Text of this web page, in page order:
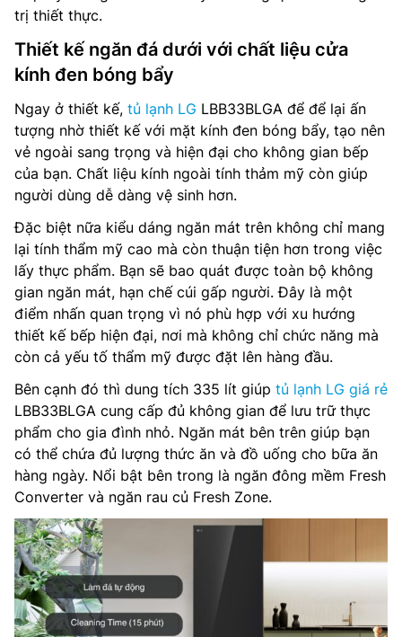
trị thiết thực.
Thiết kế ngăn đá dưới với chất liệu cửa
kính đen bóng bẩy
Ngay ở thiết kế, tủ lạnh LG LBB33BLGA để để lại ấn
tượng nhờ thiết kế với mặt kính đen bóng bẩy, tạo nên
vẻ ngoài sang trọng và hiện đại cho không gian bếp
của bạn. Chất liệu kính ngoài tính thảm mỹ còn giúp
người dùng dễ dàng vệ sinh hơn.
Đặc biệt nữa kiểu dáng ngăn mát trên không chỉ mang
lại tính thẩm mỹ cao mà còn thuận tiện hơn trong việc
lấy thực phẩm. Bạn sẽ bao quát được toàn bộ không
gian ngăn mát, hạn chế cúi gấp người. Đây là một
điểm nhấn quan trọng vì nó phù hợp với xu hướng
thiết kế bếp hiện đại, nơi mà không chỉ chức năng mà
còn cả yếu tố thẩm mỹ được đặt lên hàng đầu.
Bên cạnh đó thì dung tích 335 lít giúp tủ lạnh LG giá rẻ
LBB33BLGA cung cấp đủ không gian để lưu trữ thực
phẩm cho gia đình nhỏ. Ngăn mát bên trên giúp bạn
có thể chứa đủ lượng thức ăn và đồ uống cho bữa ăn
hàng ngày. Nổi bật bên trong là ngăn đông mềm Fresh
Converter và ngăn rau củ Fresh Zone.